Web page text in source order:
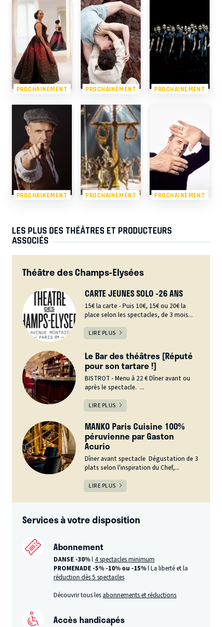
PROCHAINEMENT PROCHAINEMENT PROCHAINEMENT
PROCHAINEMENT PROCHAINEMENT PROCHAINEMENT
LES PLUS DES THÉÂTRES ET PRODUCTEURS
ASSOCIÉS
Théâtre des Champs-Elysées
CARTE JEUNES SOLO -26 ANS
15€ la carte - Puis 10€, 15€ ou 20€ la
place selon les spectacles, de 3 mois...
LIRE PLUS
Le Bar des théâtres [Réputé
pour son tartare !]
BISTROT - Menu à 22 € Dîner avant ou
après le spectacle. ...
LIRE PLUS
MANKO Paris Cuisine 100%
péruvienne par Gaston
Acurio
Dîner avant spectacle Dégustation de 3
plats selon l'inspiration du Chef,...
LIRE PLUS
Services à votre disposition
Abonnement
DANSE -30%l4 spectacles minimum
PROMENADE -5% -10% ou -15%l La liberté et la
réduction dès 5 spectacles
Découvrir tous les abonnements et réductions
Accès handicapés